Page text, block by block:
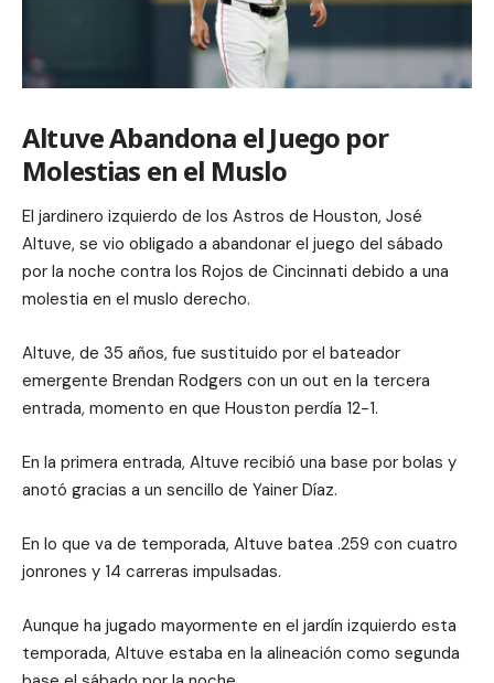
Altuve Abandona el Juego por
Molestias en el Muslo
El jardinero izquierdo de los Astros de Houston, José
Altuve, se vio obligado a abandonar el juego del sábado
por la noche contra los Rojos de Cincinnati debido a una
molestia en el muslo derecho.
Altuve, de 35 años, fue sustituido por el bateador
emergente Brendan Rodgers con un out en la tercera
entrada, momento en que Houston perdía 12-1.
En la primera entrada, Altuve recibió una base por bolas y
anotó gracias a un sencillo de Yainer Díaz.
En lo que va de temporada, Altuve batea .259 con cuatro
jonrones y 14 carreras impulsadas.
Aunque ha jugado mayormente en el jardín izquierdo esta
temporada, Altuve estaba en la alineación como segunda